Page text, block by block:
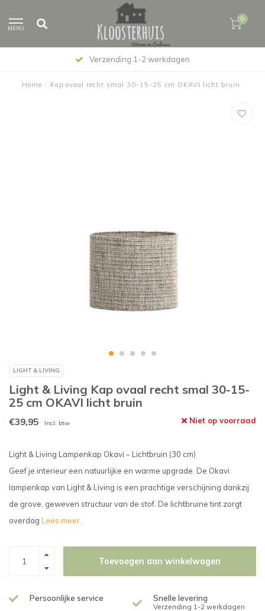
MENU
0
Verzending 1-2 werkdagen
Home / Kap ovaal recht smal 30-15-25 cm OKAVI licht bruin
LIGHT & LIVING
Light & Living Kap ovaal recht smal 30-15-
25 cm OKAVI licht bruin
€39,95 Incl. btw Niet op voorraad
Light & Living Lampenkap Okavi – Lichtbruin (30 cm)
Geef je interieur een natuurlijke en warme upgrade. De Okavi
lampenkap van Light & Living is een prachtige verschijning dankzij
de grove, geweven structuur van de stof. De lichtbruine tint zorgt
overdag Lees meer..
Toevoegen aan winkelwagen
Persoonlijke service Snelle levering
Verzending 1-2 werkdagen